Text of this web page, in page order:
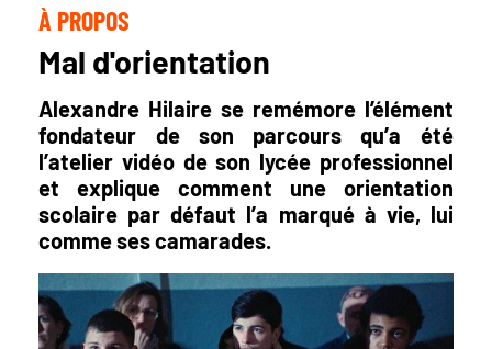
À PROPOS
Mal d'orientation
Alexandre Hilaire se remémore l’élément
fondateur de son parcours qu’a été
l’atelier vidéo de son lycée professionnel
et explique comment une orientation
scolaire par défaut l’a marqué à vie, lui
comme ses camarades.